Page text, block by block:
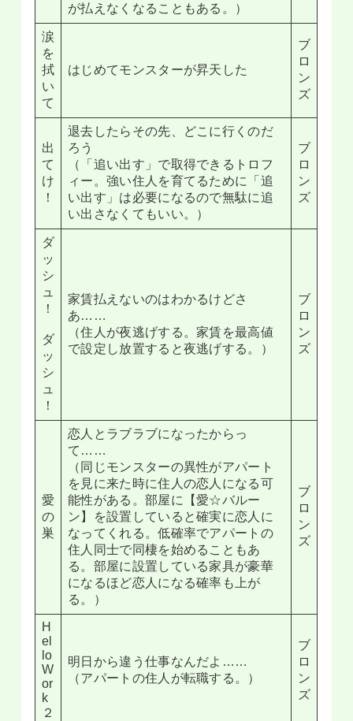
が払えなくなることもある。）
涙
を
拭
い
て
はじめてモンスターが昇天した
ブ
ロ
ン
ズ
出
て
け
！
退去したらその先、どこに行くのだ
ろう
（「追い出す」で取得できるトロフ
ィー。強い住人を育てるために「追
い出す」は必要になるので無駄に追
い出さなくてもいい。）
ブ
ロ
ン
ズ
ダ
ッ
シ
ュ
！
ダ
ッ
シ
ュ
！
家賃払えないのはわかるけどさ
あ……
（住人が夜逃げする。家賃を最高値
で設定し放置すると夜逃げする。）
ブ
ロ
ン
ズ
愛
の
巣
恋人とラブラブになったからっ
て……
（同じモンスターの異性がアパート
を見に来た時に住人の恋人になる可
能性がある。部屋に【愛☆バルー
ン】を設置していると確実に恋人に
なってくれる。低確率でアパートの
住人同士で同棲を始めることもあ
る。部屋に設置している家具が豪華
になるほど恋人になる確率も上が
る。）
ブ
ロ
ン
ズ
H
el
lo
W
or
k
２
明日から違う仕事なんだよ……
（アパートの住人が転職する。）
ブ
ロ
ン
ズ